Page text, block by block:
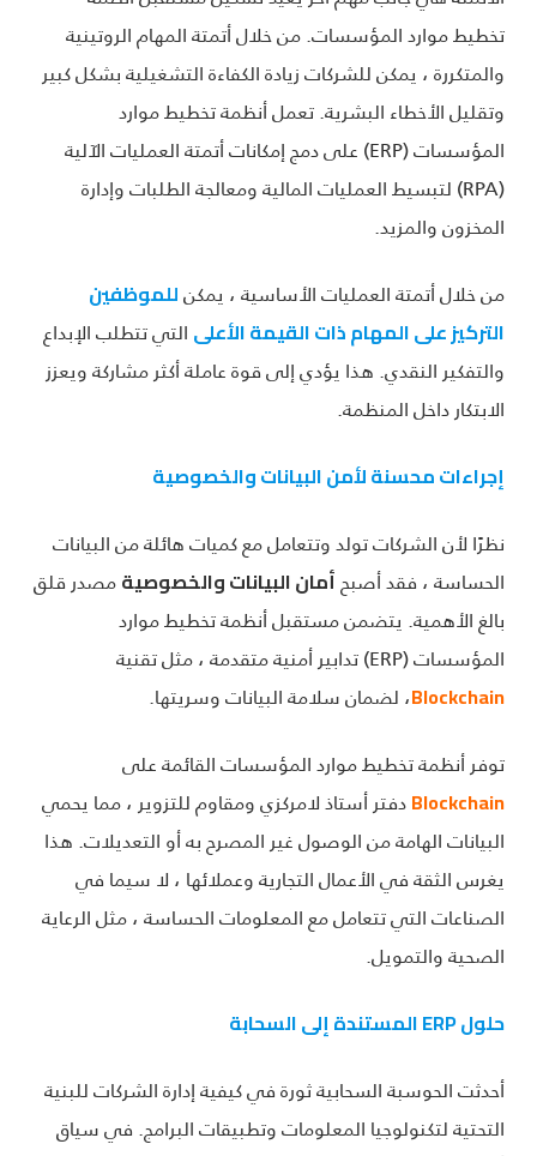
تخطيط موارد المؤسسات. من خلال أتمتة المهام الروتينية
والمتكررة ، يمكن للشركات زيادة الكفاءة التشغيلية بشكل كبير
وتقليل الأخطاء البشرية. تعمل أنظمة تخطيط موارد
المؤسسات (ERP) على دمج إمكانات أتمتة العمليات الآلية
(RPA) لتبسيط العمليات المالية ومعالجة الطلبات وإدارة
المخزون والمزيد.
من خلال أتمتة العمليات الأساسية ، يمكنللموظفين
التركيز على المهام ذات القيمة الأعلى التي تتطلب الإبداع
والتفكير النقدي. هذا يؤدي إلى قوة عاملة أكثر مشاركة ويعزز
الابتكار داخل المنظمة.
إجراءات محسنة لأمن البيانات والخصوصية
نظرًا لأن الشركات تولد وتتعامل مع كميات هائلة من البيانات
الحساسة ، فقد أصبحأمان البيانات والخصوصيةمصدر قلق
بالغ الأهمية. يتضمن مستقبل أنظمة تخطيط موارد
المؤسسات (ERP) تدابير أمنية متقدمة ، مثل تقنية
Blockchain، لضمان سلامة البيانات وسريتها.
توفر أنظمة تخطيط موارد المؤسسات القائمة على
Blockchainدفتر أستاذ لامركزي ومقاوم للتزوير ، مما يحمي
البيانات الهامة من الوصول غير المصرح به أو التعديلات. هذا
يغرس الثقة في الأعمال التجارية وعملائها ، لا سيما في
الصناعات التي تتعامل مع المعلومات الحساسة ، مثل الرعاية
الصحية والتمويل.
حلول ERP المستندة إلى السحابة
أحدثت الحوسبة السحابية ثورة في كيفية إدارة الشركات للبنية
التحتية لتكنولوجيا المعلومات وتطبيقات البرامج. في سياق